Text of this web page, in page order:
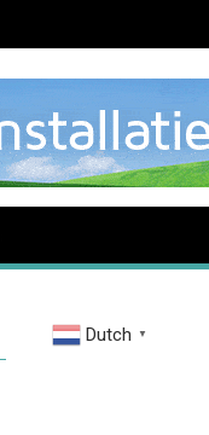
Dutch ▼